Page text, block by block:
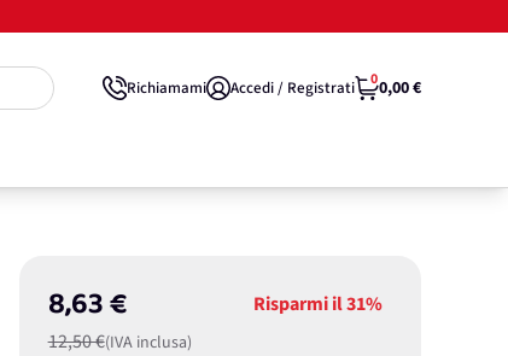
Richiamami Accedi / Registrati 00,00 €
8,63 €
12,50 €(IVA inclusa)
Risparmi il31%